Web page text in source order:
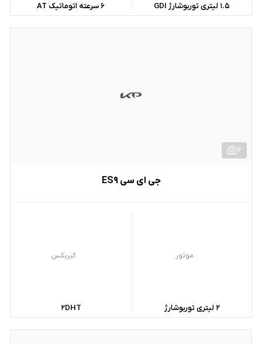
1.5 لیتری توربوشارژ GDI 6 سرعته اتوماتیک AT
6
جی ای سی ES9
موتور
2 لیتری توربوشارژ
گیربکس
2DHT